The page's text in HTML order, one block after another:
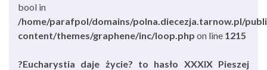
bool in
/home/parafpol/domains/polna.diecezja.tarnow.pl/
content/themes/graphene/inc/loop.php on line 1215
?Eucharystia daje życie? to hasło XXXIX Pieszej